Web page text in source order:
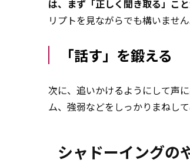
は、まず「正しく聞き取る」こ
リプトを見ながらでも構いませ
「話す」を鍛える
次に、追いかけるようにして声
ム、強弱などをしっかりまねし
シャドーイングの